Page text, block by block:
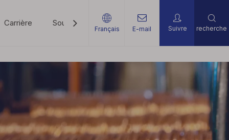
Carrière Soutien Nouvelles Contactez-Nous
Français E-mail Suivre recherche